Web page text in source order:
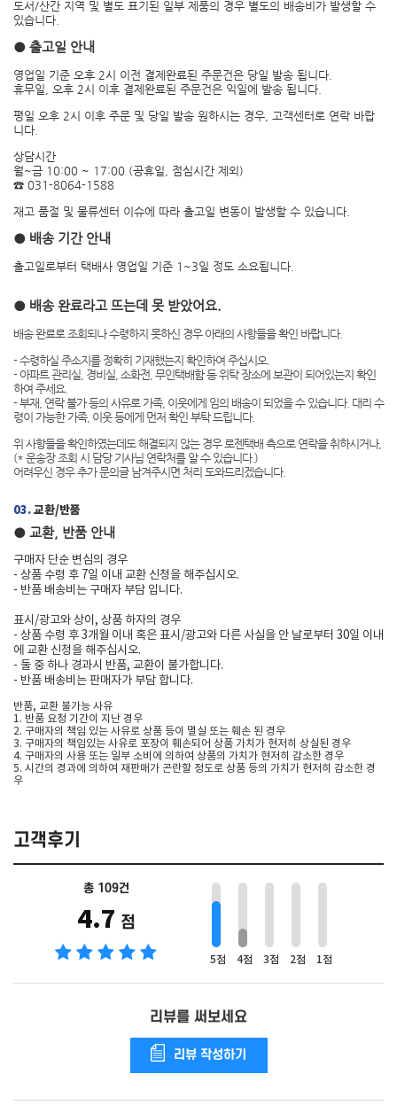
도서/산간 지역 및 별도 표기된 일부 제품의 경우 별도의 배송비가 발생할 수
있습니다.
● 출고일 안내
영업일 기준 오후 2시 이전 결제완료된 주문건은 당일 발송 됩니다.
휴무일, 오후 2시 이후 결제완료된 주문건은 익일에 발송 됩니다.
평일 오후 2시 이후 주문 및 당일 발송 원하시는 경우, 고객센터로 연락 바랍
니다.
상담시간
월~금 10:00 ~ 17:00 (공휴일, 점심시간 제외)
☎ 031-8064-1588
재고 품절 및 물류센터 이슈에 따라 출고일 변동이 발생할 수 있습니다.
● 배송 기간 안내
출고일로부터 택배사 영업일 기준 1~3일 정도 소요됩니다.
● 배송 완료라고 뜨는데 못 받았어요.
배송 완료로 조회되나 수령하지 못하신 경우 아래의 사항들을 확인 바랍니다.
- 수령하실 주소지를 정확히 기재했는지 확인하여 주십시오.
- 아파트 관리실, 경비실, 소화전, 무인택배함 등 위탁 장소에 보관이 되어있는지 확인
하여 주세요.
- 부재, 연락 불가 등의 사유로 가족, 이웃에게 임의 배송이 되었을 수 있습니다. 대리 수
령이 가능한 가족, 이웃 등에게 먼저 확인 부탁 드립니다.
위 사항들을 확인하였는데도 해결되지 않는 경우 로젠택배 측으로 연락을 취하시거나,
(* 운송장 조회 시 담당 기사님 연락처를 알 수 있습니다.)
어려우신 경우 추가 문의글 남겨주시면 처리 도와드리겠습니다.
03.교환/반품
● 교환, 반품 안내
구매자 단순 변심의 경우
- 상품 수령 후 7일 이내 교환 신청을 해주십시오.
- 반품 배송비는 구매자 부담 입니다.
표시/광고와 상이, 상품 하자의 경우
- 상품 수령 후 3개월 이내 혹은 표시/광고와 다른 사실을 안 날로부터 30일 이내
에 교환 신청을 해주십시오.
- 둘 중 하나 경과시 반품, 교환이 불가합니다.
- 반품 배송비는 판매자가 부담 합니다.
반품, 교환 불가능 사유
1. 반품 요청 기간이 지난 경우
2. 구매자의 책임 있는 사유로 상품 등이 멸실 또는 훼손 된 경우
3. 구매자의 책임있는 사유로 포장이 훼손되어 상품 가치가 현저히 상실된 경우
4. 구매자의 사용 또는 일부 소비에 의하여 상품의 가치가 현저히 감소한 경우
5. 시간의 경과에 의하여 재판매가 곤란할 정도로 상품 등의 가치가 현저히 감소한 경
우
고객후기
총 109건
4.7 점
5점 4점 3점 2점 1점
리뷰를 써보세요
리뷰 작성하기